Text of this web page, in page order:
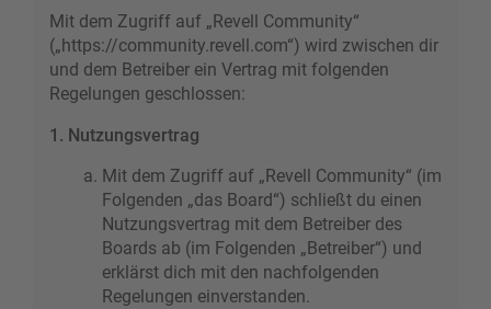
Mit dem Zugriff auf „Revell Community“
(„https://community.revell.com“) wird zwischen dir
und dem Betreiber ein Vertrag mit folgenden
Regelungen geschlossen:
1. Nutzungsvertrag
Mit dem Zugriff auf „Revell Community“ (im
Folgenden „das Board“) schließt du einen
Nutzungsvertrag mit dem Betreiber des
Boards ab (im Folgenden „Betreiber“) und
erklärst dich mit den nachfolgenden
Regelungen einverstanden.